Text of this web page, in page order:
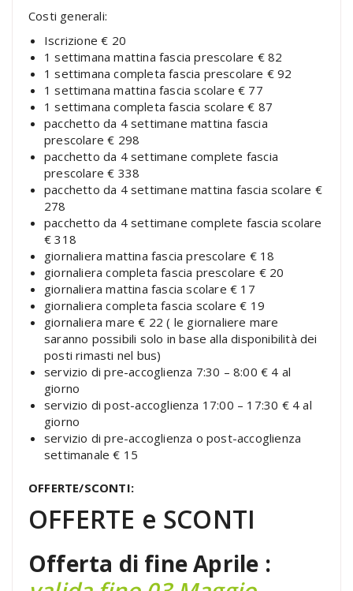
Costi generali:
Iscrizione € 20
1 settimana mattina fascia prescolare € 82
1 settimana completa fascia prescolare € 92
1 settimana mattina fascia scolare € 77
1 settimana completa fascia scolare € 87
pacchetto da 4 settimane mattina fascia
prescolare € 298
pacchetto da 4 settimane complete fascia
prescolare € 338
pacchetto da 4 settimane mattina fascia scolare €
278
pacchetto da 4 settimane complete fascia scolare
€ 318
giornaliera mattina fascia prescolare € 18
giornaliera completa fascia prescolare € 20
giornaliera mattina fascia scolare € 17
giornaliera completa fascia scolare € 19
giornaliera mare € 22 ( le giornaliere mare
saranno possibili solo in base alla disponibilità dei
posti rimasti nel bus)
servizio di pre-accoglienza 7:30 – 8:00 € 4 al
giorno
servizio di post-accoglienza 17:00 – 17:30 € 4 al
giorno
servizio di pre-accoglienza o post-accoglienza
settimanale € 15
OFFERTE/SCONTI:
OFFERTE e SCONTI
Offerta di fine Aprile :